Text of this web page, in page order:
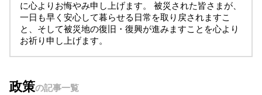
に心よりお悔やみ申し上げます。 被災された皆さまが、
一日も早く安心して暮らせる日常を取り戻されますこ
と、そして被災地の復旧・復興が進みますことを心より
お祈り申し上げます。
政策の記事一覧